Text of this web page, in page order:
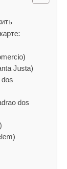
на
на карте
языке
Рока за
Hop
Justa)
dos